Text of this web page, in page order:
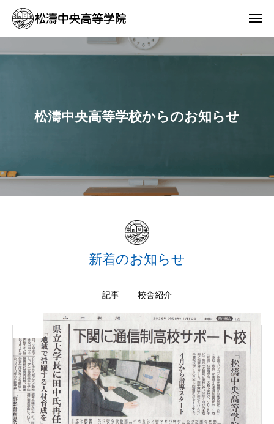
松濤中央高等学校からのお知らせ
新着のお知らせ
記事 校舎紹介